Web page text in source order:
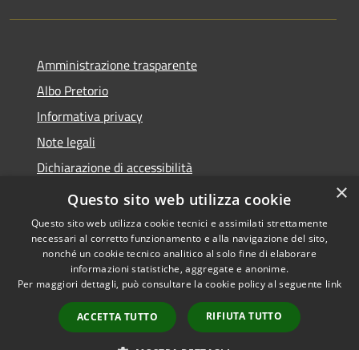
Amministrazione trasparente
Albo Pretorio
Informativa privacy
Note legali
Dichiarazione di accessibilità
Area riservata dipendenti
Accessibilità
Copyright © 2026 • Comune di
Pedrengo • Powered by
Municipium•
Accesso
redazione
×
Questo sito web utilizza cookie
Questo sito web utilizza cookie tecnici e assimilati strettamente
necessari al corretto funzionamento e alla navigazione del sito,
nonché un cookie tecnico analitico al solo fine di elaborare
informazioni statistiche, aggregate e anonime.
Per maggiori dettagli, può consultare la cookie policy al seguente link
ACCETTA TUTTO RIFIUTA TUTTO